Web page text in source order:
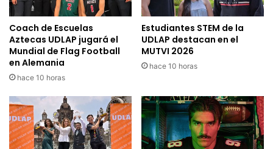
Coach de Escuelas
Aztecas UDLAP jugará el
Mundial de Flag Football
en Alemania
hace 10 horas
Estudiantes STEM de la
UDLAP destacan en el
MUTVI 2026
hace 10 horas